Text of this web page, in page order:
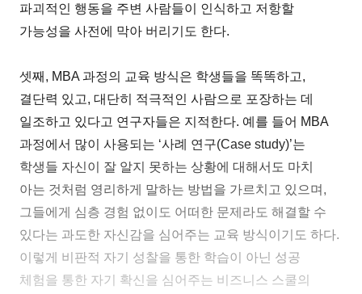
파괴적인 행동을 주변 사람들이 인식하고 저항할
가능성을 사전에 막아 버리기도 한다.
셋째, MBA 과정의 교육 방식은 학생들을 똑똑하고,
결단력 있고, 대단히 적극적인 사람으로 포장하는 데
일조하고 있다고 연구자들은 지적한다. 예를 들어 MBA
과정에서 많이 사용되는 ‘사례 연구(Case study)’는
학생들 자신이 잘 알지 못하는 상황에 대해서도 마치
아는 것처럼 영리하게 말하는 방법을 가르치고 있으며,
그들에게 심층 경험 없이도 어떠한 문제라도 해결할 수
있다는 과도한 자신감을 심어주는 교육 방식이기도 하다.
이렇게 비판적 자기 성찰을 통한 학습이 아닌 성공
체험을 통한 자기 확신을 심어주는 비즈니스 스쿨의